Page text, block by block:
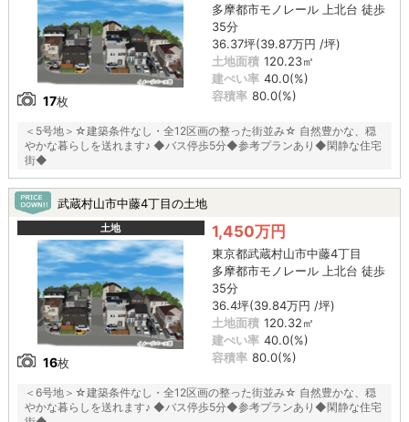
17枚
多摩都市モノレール 上北台 徒歩
35分
36.37坪(39.87万円 /坪)
土地面積 120.23㎡
建ぺい率 40.0(%)
容積率 80.0(%)
＜5号地＞☆建築条件なし・全12区画の整った街並み☆ 自然豊かな、穏
やかな暮らしを送れます♪ ◆バス停歩5分◆参考プランあり◆閑静な住宅
街◆
武蔵村山市中藤4丁目の土地
土地
16枚
1,450万円
東京都武蔵村山市中藤4丁目
多摩都市モノレール 上北台 徒歩
35分
36.4坪(39.84万円 /坪)
土地面積 120.32㎡
建ぺい率 40.0(%)
容積率 80.0(%)
＜6号地＞☆建築条件なし・全12区画の整った街並み☆ 自然豊かな、穏
やかな暮らしを送れます♪ ◆バス停歩5分◆参考プランあり◆閑静な住宅